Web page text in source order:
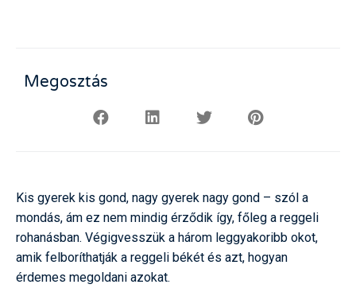
Megosztás
Kis gyerek kis gond, nagy gyerek nagy gond – szól a
mondás, ám ez nem mindig érződik így, főleg a reggeli
rohanásban. Végigvesszük a három leggyakoribb okot,
amik felboríthatják a reggeli békét és azt, hogyan
érdemes megoldani azokat.